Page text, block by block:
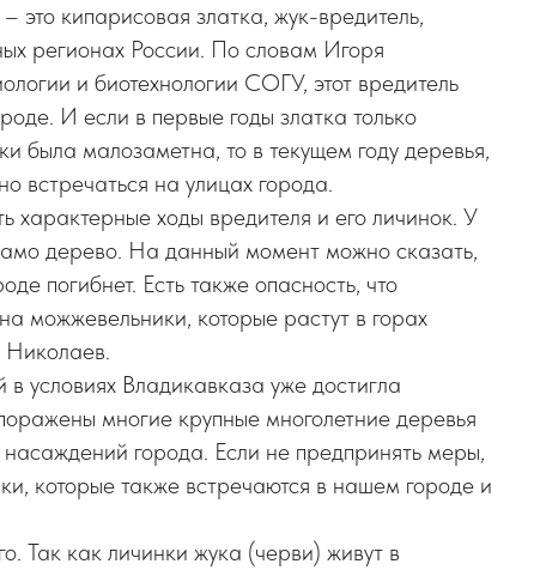
это кипарисовая златка, жук-вредитель,
регионах России. По словам Игоря
и биотехнологии СОГУ, этот вредитель
И если в первые годы златка только
была малозаметна, то в текущем году деревья,
встречаться на улицах города.
характерные ходы вредителя и его личинок. У
дерево. На данный момент можно сказать,
погибнет. Есть также опасность, что
можжевельники, которые растут в горах
Николаев.
условиях Владикавказа уже достигла
многие крупные многолетние деревья
города. Если не предпринять меры,
которые также встречаются в нашем городе и
Так как личинки жука (черви) живут в